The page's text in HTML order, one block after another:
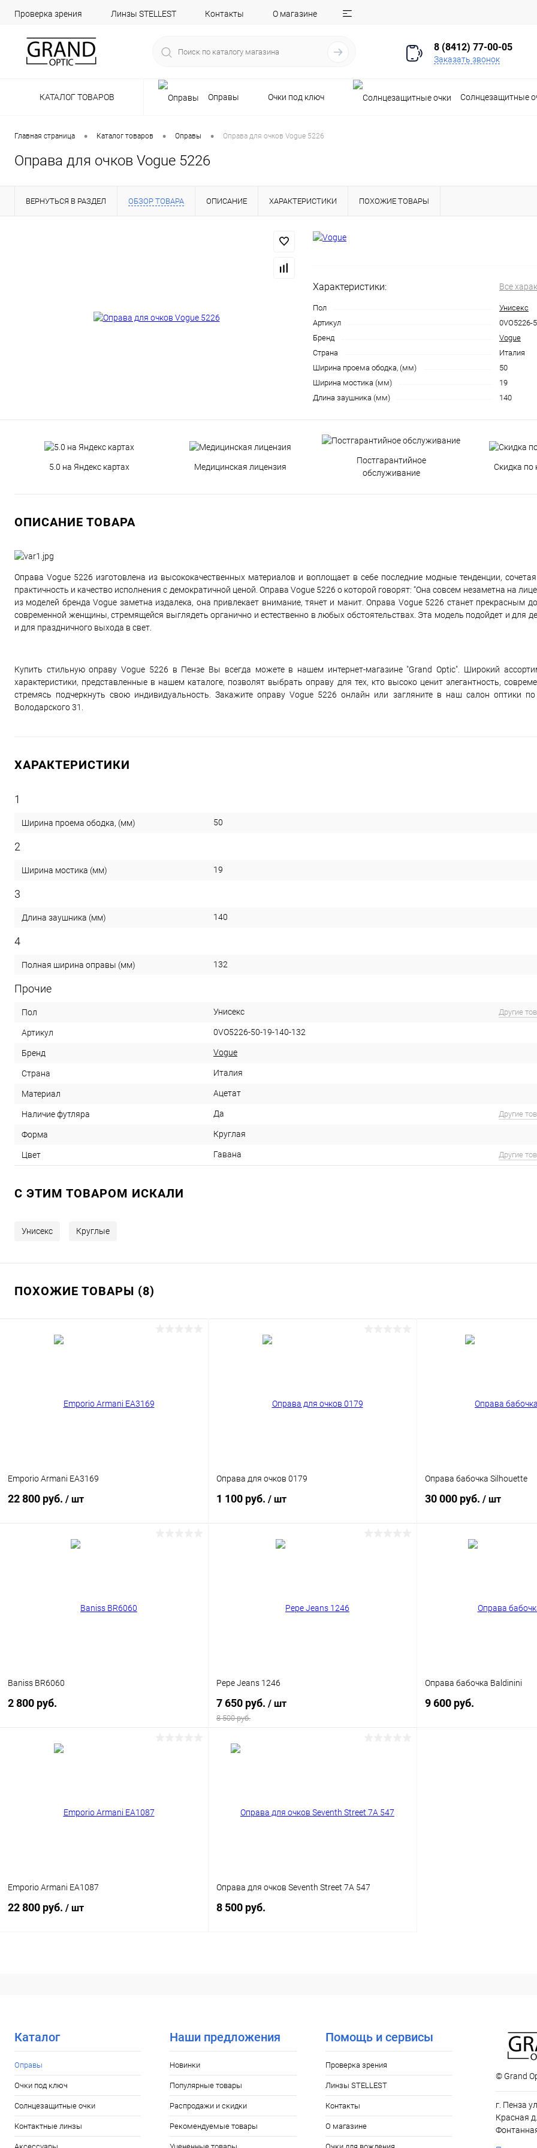
Проверка зрения Линзы STELLEST Контакты О магазине
8 (8412) 77-00-05
Заказать звонок
КАТАЛОГ ТОВАРОВ Оправы Очки под ключ Солнцезащитные
Главная страница • Каталог товаров • Оправы • Оправа для очков Vogue 5226
Оправа для очков Vogue 5226
ВЕРНУТЬСЯ В РАЗДЕЛ ОБЗОР ТОВАРА ОПИСАНИЕ ХАРАКТЕРИСТИКИ ПОХОЖИЕ ТОВАРЫ
Характеристики: Все
Пол
Унисекс
Артикул
0VO5226-
Бренд
Vogue
Страна
Италия
Ширина проема ободка, (мм)
50
Ширина мостика (мм)
19
Длина заушника (мм)
140
5.0 на Яндекс картах Медицинская лицензия
Постгарантийное
обслуживание
Скидка по
ОПИСАНИЕ ТОВАРА
Оправа Vogue 5226 изготовлена из высококачественных материалов и воплощает в себе последние модные тенденции,
практичность и качество исполнения с демократичной ценой. Оправа Vogue 5226 о которой говорят: “Она совсем незаметна на
из моделей бренда Vogue заметна издалека, она привлекает внимание, тянет и манит. Оправа Vogue 5226 станет прекрасным
современной женщины, стремящейся выглядеть органично и естественно в любых обстоятельствах. Эта модель подойдет и для
и для праздничного выхода в свет.
Купить стильную оправу Vogue 5226 в Пензе Вы всегда можете в нашем интернет-магазине "Grand Optic". Широкий
характеристики, представленные в нашем каталоге, позволят выбрать оправу для тех, кто высоко ценит элегантность,
стремясь подчеркнуть свою индивидуальность. Закажите оправу Vogue 5226 онлайн или загляните в наш салон оптики
Володарского 31.
ХАРАКТЕРИСТИКИ
1
Ширина проема ободка, (мм) 50
2
Ширина мостика (мм) 19
3
Длина заушника (мм) 140
4
Полная ширина оправы (мм) 132
Прочие
Пол Унисекс Другие
Артикул 0VO5226-50-19-140-132
Бренд Vogue
Страна Италия
Материал Ацетат
Наличие футляра Да Другие
Форма Круглая
Цвет Гавана Другие
C ЭТИМ ТОВАРОМ ИСКАЛИ
Унисекс Круглые
ПОХОЖИЕ ТОВАРЫ (8)
Emporio Armani EA3169
22 800 руб. / шт
Оправа для очков 0179
1 100 руб. / шт
Оправа бабочка Silhouette
30 000 руб. / шт
Baniss BR6060
2 800 руб.
Pepe Jeans 1246
7 650 руб. / шт
8 500 руб.
Оправа бабочка Baldinini
9 600 руб.
Emporio Armani EA1087
22 800 руб. / шт
Оправа для очков Seventh Street 7A 547
8 500 руб.
Каталог
Оправы
Очки под ключ
Солнцезащитные очки
Контактные линзы
Наши предложения
Новинки
Популярные товары
Распродажи и скидки
Рекомендуемые товары
Помощь и сервисы
Проверка зрения
Линзы STELLEST
Контакты
О магазине
© Grand
г. Пенза
Красная